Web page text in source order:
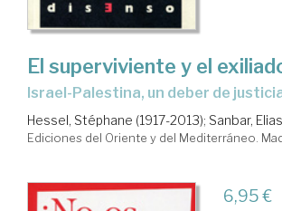
El superviviente y el
Israel-Palestina, un deber de
Hessel, Stéphane (1917-2013); Sanbar, Elias
Ediciones del Oriente y del Mediterráneo.
6,95 €